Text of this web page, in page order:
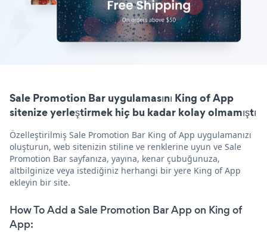
Sale Promotion Bar uygulamasını King of App
sitenize yerleştirmek hiç bu kadar kolay olmamıştı
Özelleştirilmiş Sale Promotion Bar King of App uygulamanızı
oluşturun, web sitenizin stiline ve renklerine uyun ve Sale
Promotion Bar sayfanıza, yayına, kenar çubuğunuza,
altbilginize veya istediğiniz herhangi bir yere King of App
ekleyin bir site.
How To Add a Sale Promotion Bar App on King of
App: